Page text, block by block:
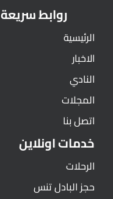
روابط سريعة
الرئيسية
الاخبار
النادي
المجلات
اتصل بنا
خدمات اونلاين
الرحلات
حجز البادل تنس